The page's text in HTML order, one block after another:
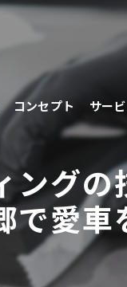
コンセプト サー
ング
で愛車